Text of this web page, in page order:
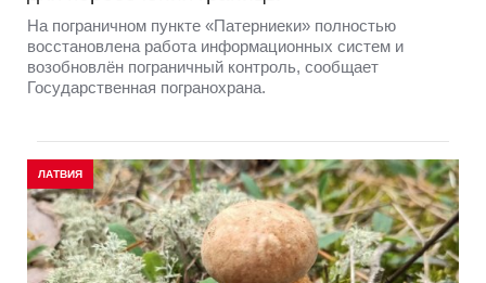
На пограничном пункте «Патерниеки» полностью
восстановлена работа информационных систем и
возобновлён пограничный контроль, сообщает
Государственная погранохрана.
ЛАТВИЯ